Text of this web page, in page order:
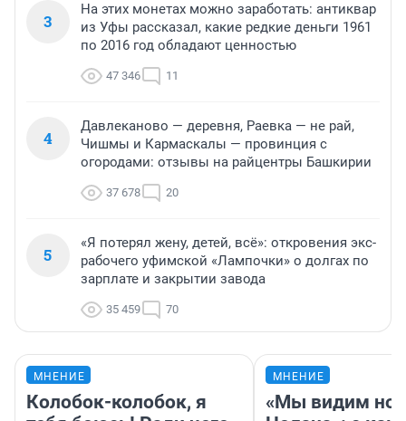
3
На этих монетах можно заработать: антиквар
из Уфы рассказал, какие редкие деньги 1961
по 2016 год обладают ценностью
47 346 11
4
Давлеканово — деревня, Раевка — не рай,
Чишмы и Кармаскалы — провинция с
огородами: отзывы на райцентры Башкирии
37 678 20
5
«Я потерял жену, детей, всё»: откровения экс-
рабочего уфимской «Лампочки» о долгах по
зарплате и закрытии завода
35 459 70
МНЕНИЕ
Колобок-колобок, я
МНЕНИЕ
«Мы видим